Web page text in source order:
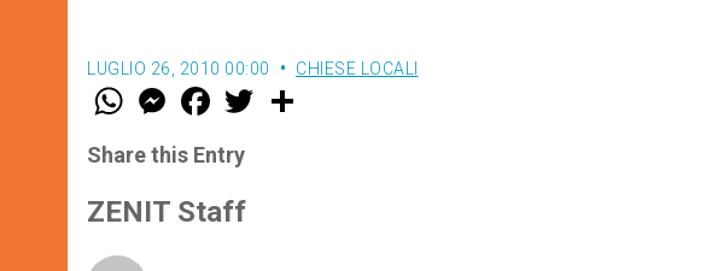
LUGLIO 26, 2010 00:00 CHIESE LOCALI
W
t
s
p
p
M
e
s
e
g
e
F
a
e
b
o
k
w
Share this Entry
ZENIT Staff